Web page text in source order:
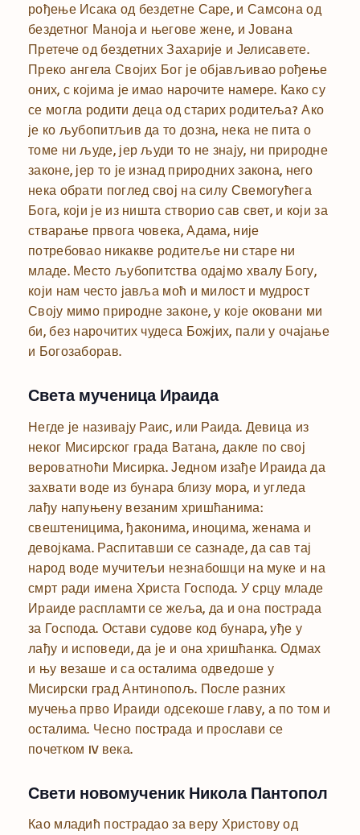
рођење Исака од бездетне Саре, и Самсона од
бездетног Маноја и његове жене, и Јована
Претече од бездетних Захарије и Јелисавете.
Преко ангела Својих Бог је објављивао рођење
оних, с којима је имао нарочите намере. Како су
се могла родити деца од старих родитеља? Ако
је ко љубопитљив да то дозна, нека не пита о
томе ни људе, јер људи то не знају, ни природне
законе, јер то је изнад природних закона, него
нека обрати поглед свој на силу Свемогућега
Бога, који је из ништа створио сав свет, и који за
стварање првога човека, Адама, није
потребовао никакве родитеље ни старе ни
младе. Место љубопитства одајмо хвалу Богу,
који нам често јавља моћ и милост и мудрост
Своју мимо природне законе, у које оковани ми
би, без нарочитих чудеса Божјих, пали у очајање
и Богозаборав.
Света мученица Ираида
Негде је називају Раис, или Раида. Девица из
неког Мисирског града Ватана, дакле по свој
вероватноћи Мисирка. Једном изађе Ираида да
захвати воде из бунара близу мора, и угледа
лађу напуњену везаним хришћанима:
свештеницима, ђаконима, иноцима, женама и
девојкама. Распитавши се сазнаде, да сав тај
народ воде мучитељи незнабошци на муке и на
смрт ради имена Христа Господа. У срцу младе
Ираиде распламти се жеља, да и она пострада
за Господа. Остави судове код бунара, уђе у
лађу и исповеди, да је и она хришћанка. Одмах
и њу везаше и са осталима одведоше у
Мисирски град Антинопољ. После разних
мучења прво Ираиди одсекоше главу, а по том и
осталима. Чесно пострада и прослави се
почетком IV века.
Свети новомученик Никола Пантопол
Као младић пострадао за веру Христову од